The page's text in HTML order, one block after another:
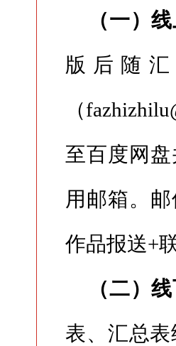
（一）
版后随
（
至百度网
用邮箱。
作品报送+
（二）
表、汇总